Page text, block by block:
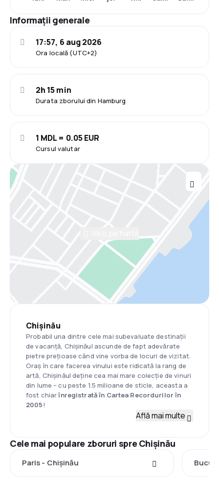
Informații generale
Ora locală (UTC+2)
17:57, 6 aug 2026
Durata zborului din Hamburg
2h 15 min
Cursul valutar
1 MDL = 0.05 EUR
Chișinău
Probabil una dintre cele mai subevaluate destinații
de vacanță, Chișinăul ascunde de fapt adevărate
pietre prețioase când vine vorba de locuri de vizitat.
Oraș în care facerea vinului este ridicată la rang de
artă, Chișinăul deține cea mai mare colecție de vinuri
din lume – cu peste 1.5 milioane de sticle, aceasta a
fost chiarînregistrată în Cartea Recordurilor în
2005!
Află mai multe
Cele mai populare zboruri spre Chișinău
Paris - Chișinău